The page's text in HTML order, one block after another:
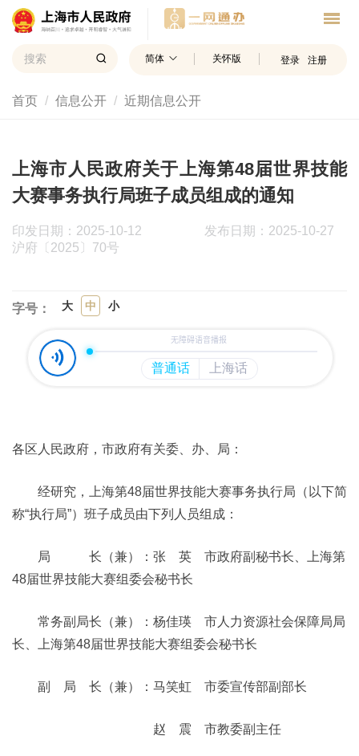
简体 关怀版 登录 注册
首页 信息公开 近期信息公开
上海市人民政府关于上海第48届世界技能
大赛事务执行局班子成员组成的通知
印发日期：2025-10-12
发布日期：2025-10-27
沪府〔2025〕70号
字号： 大 中 小
各区人民政府，市政府有关委、办、局：
经研究，上海第48届世界技能大赛事务执行局（以下简
称“执行局”）班子成员由下列人员组成：
局 长（兼）：张 英 市政府副秘书长、上海第
48届世界技能大赛组委会秘书长
常务副局长（兼）：杨佳瑛 市人力资源社会保障局局
长、上海第48届世界技能大赛组委会秘书长
副 局 长（兼）：马笑虹 市委宣传部副部长
赵 震 市教委副主任